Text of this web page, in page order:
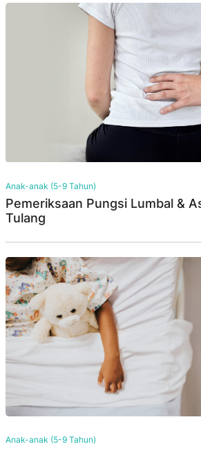
Anak-anak (5-9 Tahun)
Pemeriksaan Pungsi Lumbal &
Tulang
Anak-anak (5-9 Tahun)